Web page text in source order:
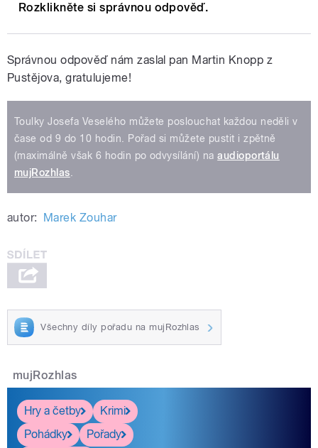
Rozklikněte si správnou odpověď.
Správnou odpověď nám zaslal pan Martin Knopp z
Pustějova, gratulujeme!
Toulky Josefa Veselého můžete poslouchat každou neděli v
čase od 9 do 10 hodin. Pořad si můžete pustit i zpětně
(maximálně však 6 hodin po odvysílání) naaudioportálu
mujRozhlas
autor: Marek Zouhar
Všechny díly pořadu na mujRozhlas
mujRozhlas
Hry a četby
Krimi
Pohádky
Pořady